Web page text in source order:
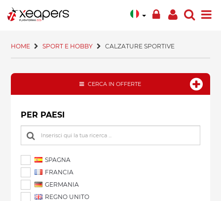
HOME SPORT E HOBBY CALZATURE SPORTIVE
CERCA IN OFFERTE
PER PAESI
SPAGNA
FRANCIA
GERMANIA
REGNO UNITO